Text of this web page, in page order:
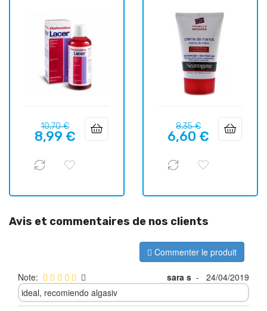
Prix
habituel
10,70 €Prix
8,99 €
Prix
habituel
8,35 €Prix
6,60 €
Avis et commentaires de nos clients
Commenter le produit
Note: sara s -
24/04/2019
ideal, recomiendo algasiv